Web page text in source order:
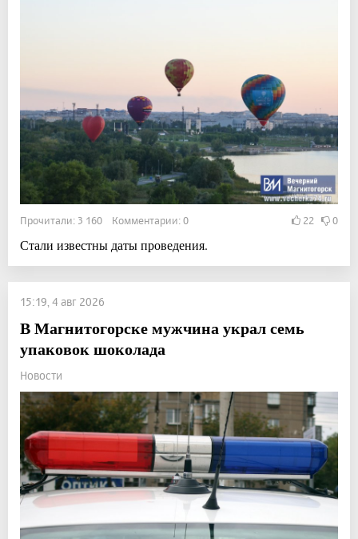
Прочитали: 3 160 Комментарии: 0 22 0
Стали известны даты проведения.
15:19, 4 авг 2026
В Магнитогорске мужчина украл семь
упаковок шоколада
Новости